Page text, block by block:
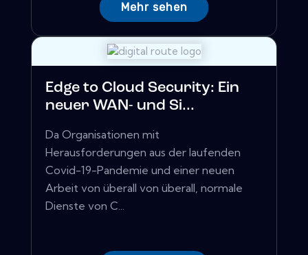
Mehr sehen
Edge to Cloud Security: Ein
neuer WAN- und Si...
Da Organisationen mit
Herausforderungen aus der laufenden
Covid-19-Pandemie und einer neuen
Arbeit von überall von überall, normale
Dienste von C...